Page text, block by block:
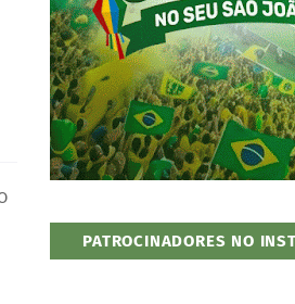
PATROCINADORES NO